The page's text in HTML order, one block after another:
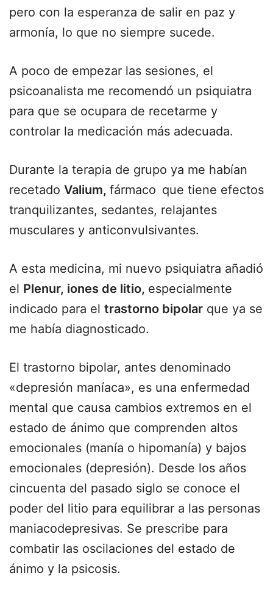
pero con la esperanza de salir en paz y
armonía, lo que no siempre sucede.
A poco de empezar las sesiones, el
psicoanalista me recomendó un psiquiatra
para que se ocupara de recetarme y
controlar la medicación más adecuada.
Durante la terapia de grupo ya me habían
recetado Valium, fármaco que tiene efectos
tranquilizantes, sedantes, relajantes
musculares y anticonvulsivantes.
A esta medicina, mi nuevo psiquiatra añadió
el Plenur, iones de litio, especialmente
indicado para el trastorno bipolar que ya se
me había diagnosticado.
El trastorno bipolar, antes denominado
«depresión maníaca», es una enfermedad
mental que causa cambios extremos en el
estado de ánimo que comprenden altos
emocionales (manía o hipomanía) y bajos
emocionales (depresión). Desde los años
cincuenta del pasado siglo se conoce el
poder del litio para equilibrar a las personas
maniacodepresivas. Se prescribe para
combatir las oscilaciones del estado de
ánimo y la psicosis.